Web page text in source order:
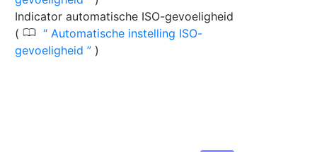
Indicator automatische ISO-gevoeligheid
( 0
Automatische instelling ISO-
gevoeligheid
)